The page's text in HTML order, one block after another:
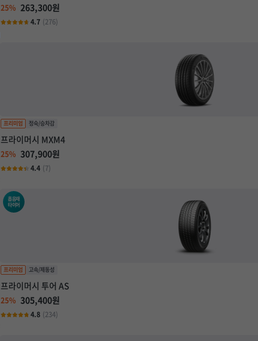
25% 263,300원
4.7 (276)
프라이머시 MXM4
25% 307,900원
4.4 (7)
흡음재
타이어
프라이머시 투어 AS
25% 305,400원
4.8 (234)